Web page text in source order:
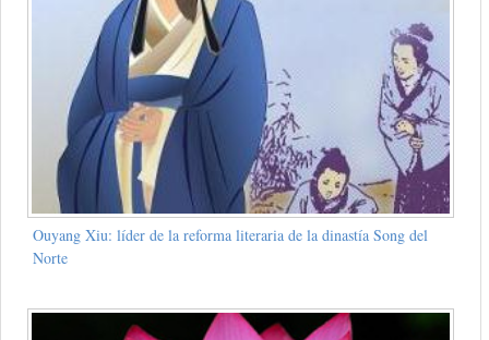
Ouyang Xiu: líder de la reforma literaria de la dinastía Song del
Norte